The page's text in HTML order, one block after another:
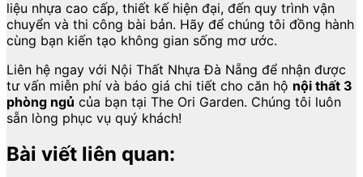
liệu nhựa cao cấp, thiết kế hiện đại, đến quy trình vận
chuyển và thi công bài bản. Hãy để chúng tôi đồng hành
cùng bạn kiến tạo không gian sống mơ ước.
Liên hệ ngay với Nội Thất Nhựa Đà Nẵng để nhận được
tư vấn miễn phí và báo giá chi tiết cho căn hộ nội thất 3
phòng ngủ của bạn tại The Ori Garden. Chúng tôi luôn
sẵn lòng phục vụ quý khách!
Bài viết liên quan: